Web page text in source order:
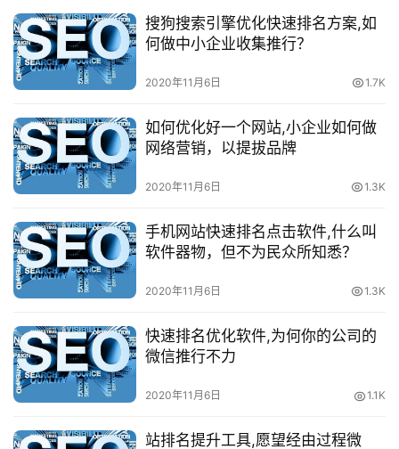
搜狗搜索引擎优化快速排名方案,如
何做中小企业收集推行？
2020年11月6日 1.7K
如何优化好一个网站,小企业如何做
网络营销，以提拔品牌
2020年11月6日 1.3K
手机网站快速排名点击软件,什么叫
软件器物，但不为民众所知悉？
2020年11月6日 1.3K
快速排名优化软件,为何你的公司的
微信推行不力
2020年11月6日 1.1K
站排名提升工具,愿望经由过程微